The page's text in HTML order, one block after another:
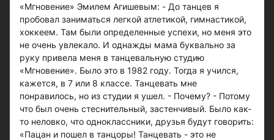
«Мгновение» Эмилем Агишевым: - До танцев я
пробовал заниматься легкой атлетикой, гимнастикой,
хоккеем. Там были определенные успехи, но меня это
не очень увлекало. И однажды мама буквально за
руку привела меня в танцевальную студию
«Мгновение». Было это в 1982 году. Тогда я учился,
кажется, в 7 или 8 классе. Танцевать мне
понравилось, но из студии я ушел. - Почему? - Потому
что был очень стеснительный, застенчивый. Было как-
то неловко, что одноклассники, друзья будут говорить:
«Пацан и пошел в танцоры! Танцевать - это не